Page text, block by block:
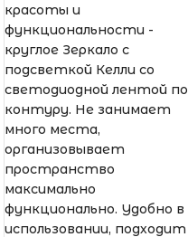
красоты и
функциональности -
круглое Зеркало с
подсветкой Келли со
светодиодной лентой по
контуру. Не занимает
много места,
организовывает
пространство
максимально
функционально. Удобно в
использовании, подходит